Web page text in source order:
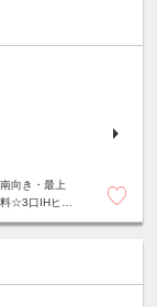
向き・最上
☆3口IHヒー